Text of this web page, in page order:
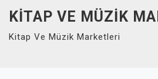
content
KITAP VE MÜZIK
Kitap Ve Müzik Marketleri